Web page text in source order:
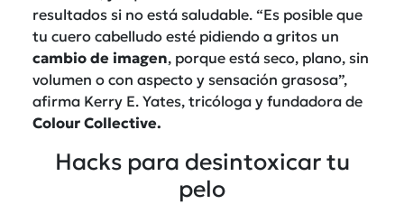
resultados si no está saludable. “Es posible que
tu cuero cabelludo esté pidiendo a gritos un
cambio de imagen, porque está seco, plano, sin
volumen o con aspecto y sensación grasosa”,
afirma Kerry E. Yates, tricóloga y fundadora de
Colour Collective.
Hacks para desintoxicar tu
pelo